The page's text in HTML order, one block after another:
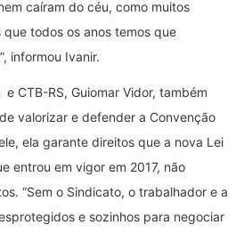
caíram do céu, como muitos
todos os anos temos que
informou Ivanir.
CTB-RS, Guiomar Vidor, também
valorizar e defender a Convenção
ela garante direitos que a nova Lei
entrou em vigor em 2017, não
“Sem o Sindicato, o trabalhador e a
e sozinhos para negociar